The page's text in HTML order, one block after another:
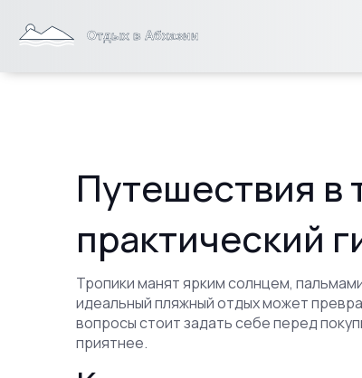
Путешествия в
практический
Тропики манят ярким солнцем,
идеальный пляжный отдых может
вопросы стоит задать себе перед
приятнее.